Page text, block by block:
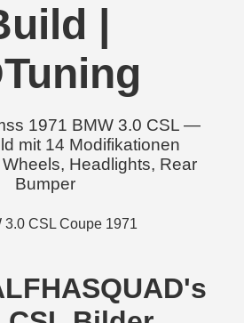
|
1971 BMW 3.0 CSL —
mit 14 Modifikationen
Headlights, Rear
Bumper